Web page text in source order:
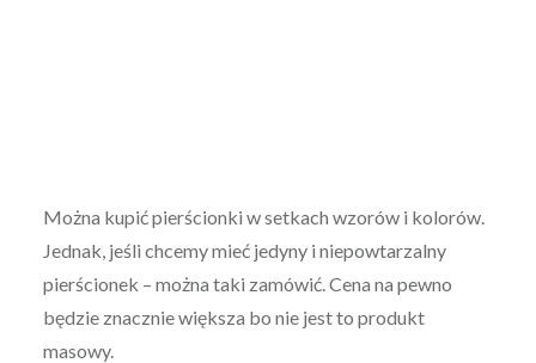
Można kupić pierścionki w setkach wzorów i kolorów.
Jednak, jeśli chcemy mieć jedyny i niepowtarzalny
pierścionek – można taki zamówić. Cena na pewno
będzie znacznie większa bo nie jest to produkt
masowy.